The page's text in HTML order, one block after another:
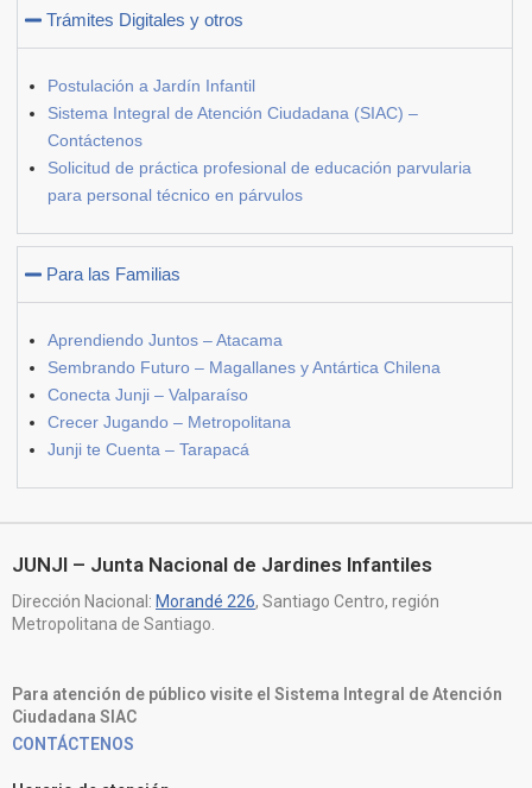
Trámites Digitales y otros
Postulación a Jardín Infantil
Sistema Integral de Atención Ciudadana (SIAC) –
Contáctenos
Solicitud de práctica profesional de educación parvularia
para personal técnico en párvulos
Para las Familias
Aprendiendo Juntos – Atacama
Sembrando Futuro – Magallanes y Antártica Chilena
Conecta Junji – Valparaíso
Crecer Jugando – Metropolitana
Junji te Cuenta – Tarapacá
JUNJI – Junta Nacional de Jardines Infantiles
Dirección Nacional: Morandé 226, Santiago Centro, región
Metropolitana de Santiago.
Para atención de público visite el Sistema Integral de Atención
Ciudadana SIAC
CONTÁCTENOS